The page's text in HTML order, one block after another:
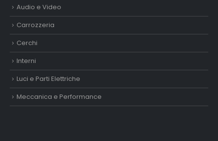
Audio e Video
Carrozzeria
Cerchi
Interni
Luci e Parti Elettriche
Meccanica e Performance